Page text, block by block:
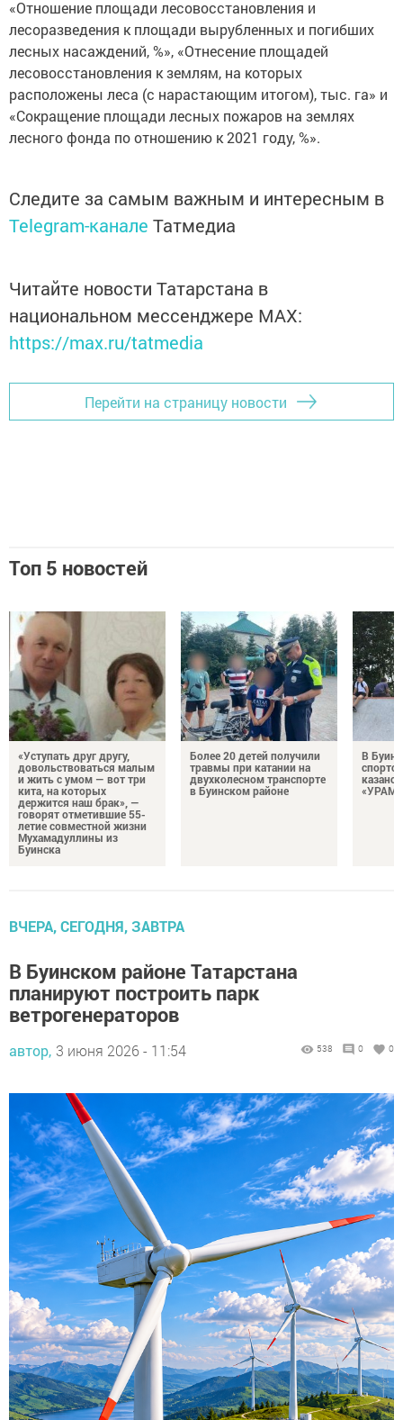
«Отношение площади лесовосстановления и
лесоразведения к площади вырубленных и погибших
лесных насаждений, %», «Отнесение площадей
лесовосстановления к землям, на которых
расположены леса (с нарастающим итогом), тыс. га» и
«Сокращение площади лесных пожаров на землях
лесного фонда по отношению к 2021 году, %».
Следите за самым важным и интересным в
Telegram-канале Татмедиа
Читайте новости Татарстана в
национальном мессенджере MАХ:
https://max.ru/tatmedia
Перейти на страницу новости
Топ 5 новостей
«Уступать друг другу,
довольствоваться малым
и жить с умом — вот три
кита, на которых
держится наш брак», —
говорят отметившие 55-
летие совместной жизни
Мухамадуллины из
Буинска
Более 20 детей получили
травмы при катании на
двухколесном транспорте
в Буинском районе
В
«УРАМ»
ВЧЕРА, СЕГОДНЯ, ЗАВТРА
В Буинском районе Татарстана
планируют построить парк
ветрогенераторов
автор, 3 июня 2026 - 11:54 538 0 0